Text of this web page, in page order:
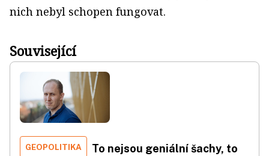
nich nebyl schopen fungovat.
Související
GEOPOLITIKA
To nejsou geniální šachy, to